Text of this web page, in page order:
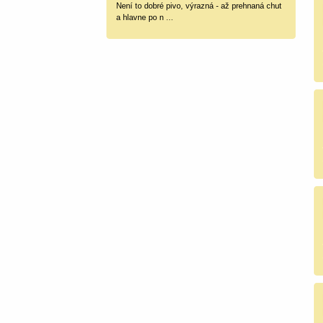
Není to dobré pivo, výrazná - až prehnaná chut
a hlavne po n ...